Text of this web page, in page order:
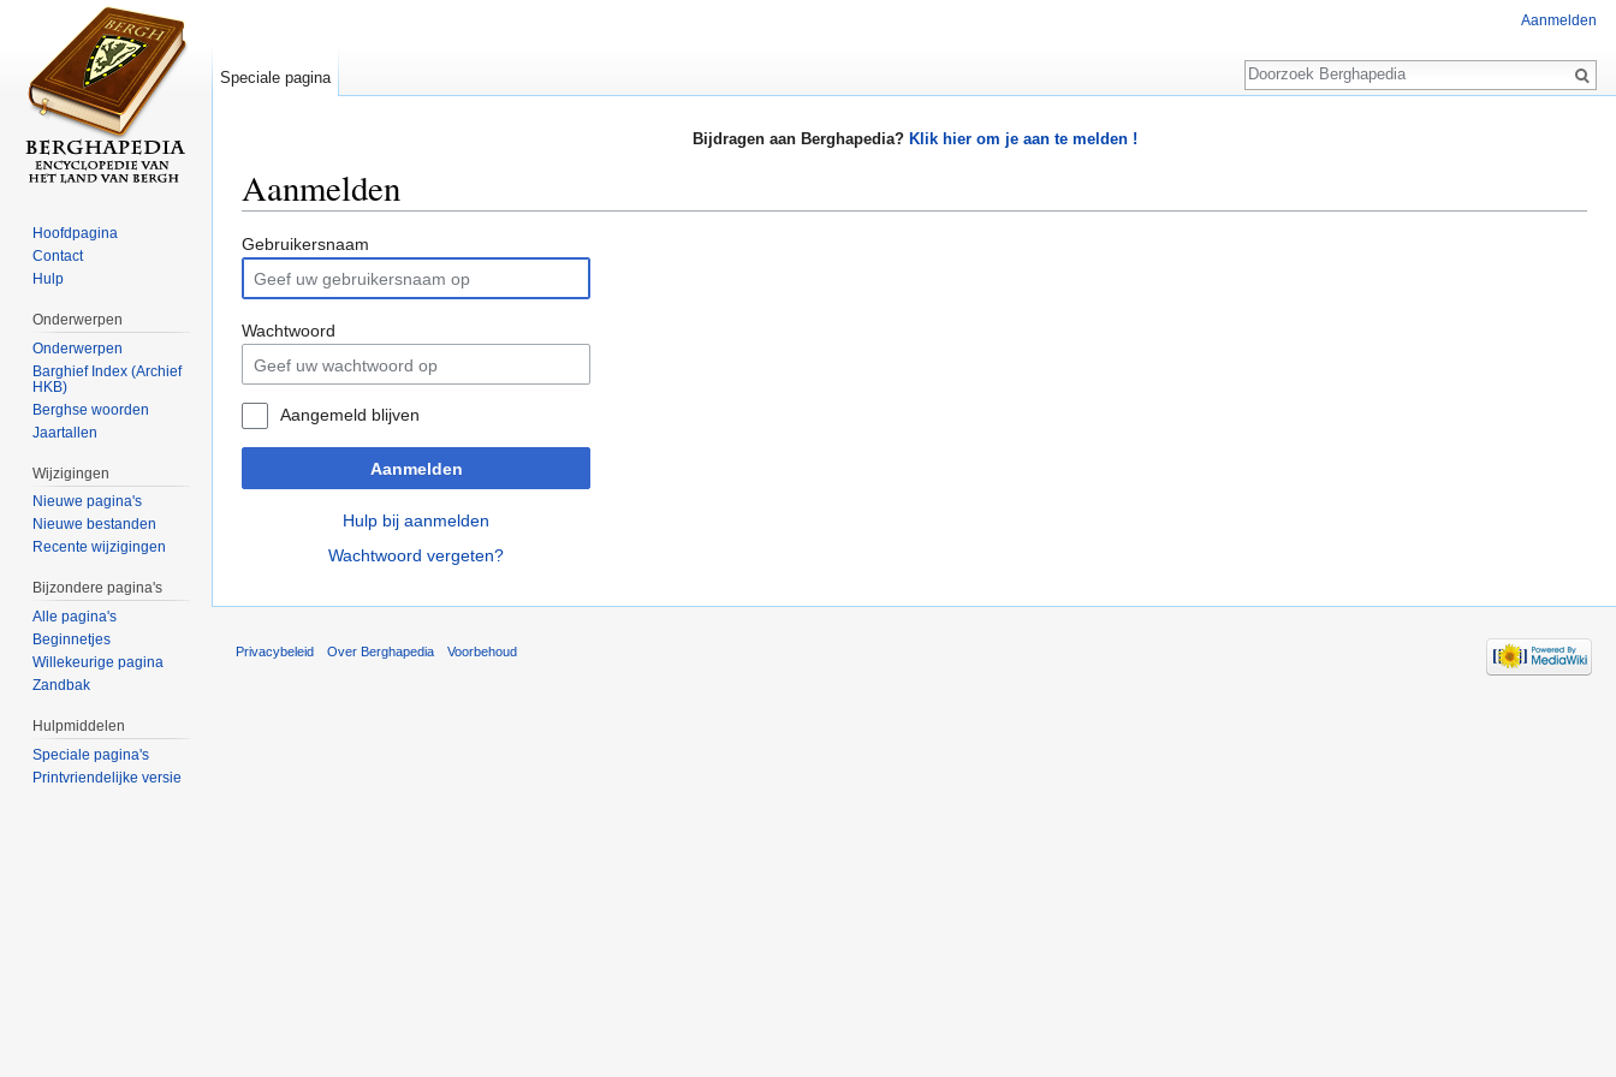
Bijdragen aan Berghapedia? Klik hier om je aan te melden !
Aanmelden
Gebruikersnaam
Wachtwoord
Aangemeld blijven
Aanmelden
Hulp bij aanmelden
Wachtwoord vergeten?
Aanmelden
Speciale pagina
Zoeken
Hoofdpagina
Contact
Hulp
Onderwerpen
Onderwerpen
Barghief Index (Archief
HKB)
Berghse woorden
Jaartallen
Wijzigingen
Nieuwe pagina's
Nieuwe bestanden
Recente wijzigingen
Bijzondere pagina's
Alle pagina's
Beginnetjes
Willekeurige pagina
Zandbak
Hulpmiddelen
Speciale pagina's
Printvriendelijke versie
Privacybeleid Over Berghapedia Voorbehoud